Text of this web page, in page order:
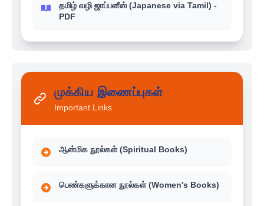
தமிழ் வழி ஜாப்பனீஸ் (Japanese via Tamil) -
PDF
முக்கிய இணைப்புகள்
Important Links
ஆன்மிக நூல்கள் (Spiritual Books)
பெண்களுக்கான நூல்கள் (Women's Books)